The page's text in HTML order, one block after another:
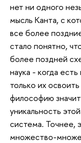
нет ни одного
мысль Канта, с
все более
стало понятно,
более поздней
наука - когда
только их
философию
уникальность
система. Точнее,
множество-